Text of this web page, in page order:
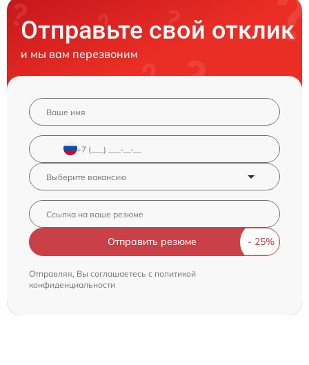
Отправьте свой отклик
и мы вам перезвоним
Отправить резюме
Отправляя, Вы соглашаетесь с политикой
конфиденциальности